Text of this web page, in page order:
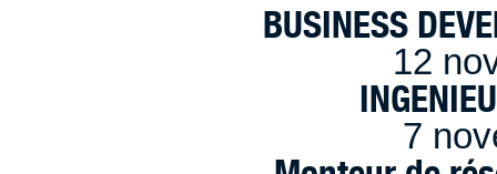
BUSINESS
12
7